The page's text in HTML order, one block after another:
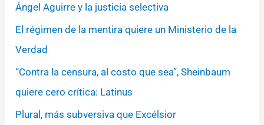
Ángel Aguirre y la justicia selectiva
El régimen de la mentira quiere un Ministerio de la
Verdad
“Contra la censura, al costo que sea”, Sheinbaum
quiere cero crítica: Latinus
Plural, más subversiva que Excélsior